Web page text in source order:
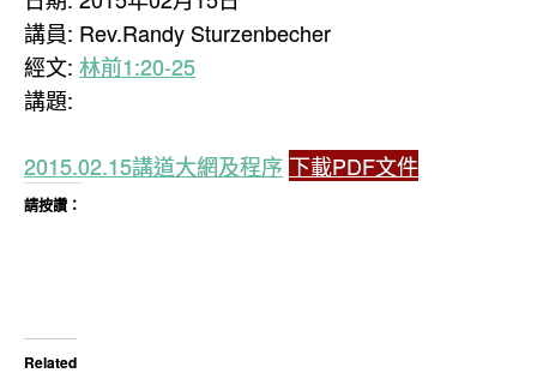
講員: Rev.Randy Sturzenbecher
經文: 林前1:20-25
講題:
2015.02.15講道大網及程序 下載PDF文件
請按讚：
Related